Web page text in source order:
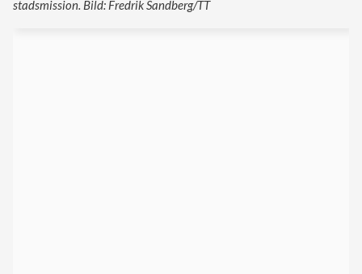
stadsmission. Bild: Fredrik Sandberg/TT